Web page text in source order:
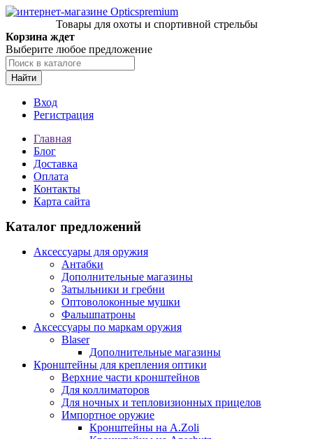
Товары для охоты и спортивной стрельбы
Корзина ждет
Выберите любое предложение
Найти
Вход
Регистрация
Главная
Блог
Доставка
Оплата
Контакты
Карта сайта
Каталог предложений
Аксессуары для оружия
Антабки
Дополнительные магазины
Затыльники и гребни
Оптоволоконные мушки
Фальшпатроны
Аксессуары по маркам оружия
Blaser
Дополнительные магазины
Кронштейны для крепления оптики
Верхние части кронштейнов
Для коллиматоров
Для ночных и тепловизионных прицелов
Импортное оружие
Кронштейны на A.Zoli